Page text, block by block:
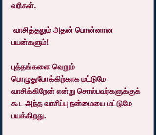
வரிகள்.
பயன்களும்!
புத்தங்களை வெறும்
பொழுதுபோக்கிற்காக மட்டுமே
வாசிக்கிறேன் என்று சொல்பவர்களுக்குக்
கூட அந்த வாசிப்பு நன்மையை மட்டுமே
பயக்கிறது.